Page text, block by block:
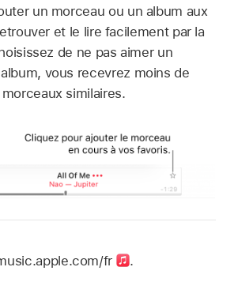
un morceau ou un album aux
et le lire facilement par la
de ne pas aimer un
vous recevrez moins de
similaires.
fr
.